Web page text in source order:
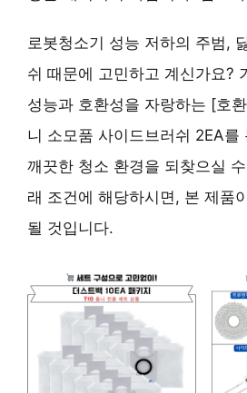
로봇청소기 성능 저하의 주범,
쉬 때문에 고민하고 계신가요?
성능과 호환성을 자랑하는 [호
니 소모품 사이드브러쉬 2EA를
깨끗한 청소 환경을 되찾으실
래 조건에 해당하시면, 본 제품
될 것입니다.